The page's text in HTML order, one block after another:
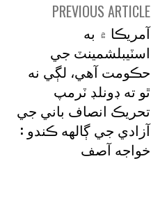
PREVIOUS ARTICLE
آمريڪا ۾ به
اسٽيبلشمينٽ جي
حڪومت آهي، لڳي نه
ٿو ته ڊونلڊ ٽرمپ
تحريڪ انصاف باني جي
آزادي جي ڳالهه ڪندو :
خواجه آصف